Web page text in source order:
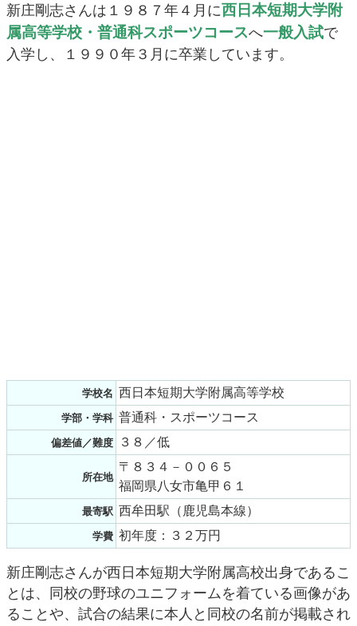
新庄剛志さんは１９８７年４月に西日本短期大学附
属高等学校・普通科スポーツコースへ一般入試で
入学し、１９９０年３月に卒業しています。
学校名 西日本短期大学附属高等学校
学部・学科 普通科・スポーツコース
偏差値／難度 ３８／低
所在地
〒８３４－００６５
福岡県八女市亀甲６１
最寄駅 西牟田駅（鹿児島本線）
学費 初年度：３２万円
新庄剛志さんが西日本短期大学附属高校出身であるこ
とは、同校の野球のユニフォームを着ている画像があ
ることや、試合の結果に本人と同校の名前が掲載され